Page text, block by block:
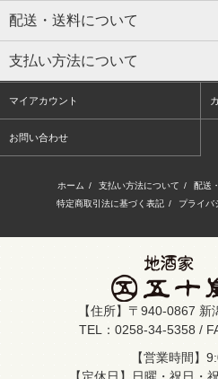
配送・送料について
支払い方法について
マイアカウント
お問い合わせ
ホーム / 支払い方法について / 配送
特定商取引法に基づく表記 / プライバ
【住所】〒940-0867
TEL：0258-34-5358 /
【営業時間】
【定休日】日曜・祝日